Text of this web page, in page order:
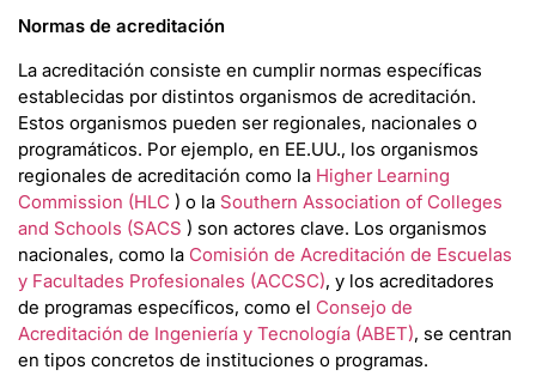
Normas de acreditación
La acreditación consiste en cumplir normas específicas
establecidas por distintos organismos de acreditación.
Estos organismos pueden ser regionales, nacionales o
programáticos. Por ejemplo, en EE.UU., los organismos
regionales de acreditación como la Higher Learning
Commission (HLC ) o la Southern Association of Colleges
and Schools (SACS ) son actores clave. Los organismos
nacionales, como la Comisión de Acreditación de Escuelas
y Facultades Profesionales (ACCSC), y los acreditadores
de programas específicos, como el Consejo de
Acreditación de Ingeniería y Tecnología (ABET), se centran
en tipos concretos de instituciones o programas.